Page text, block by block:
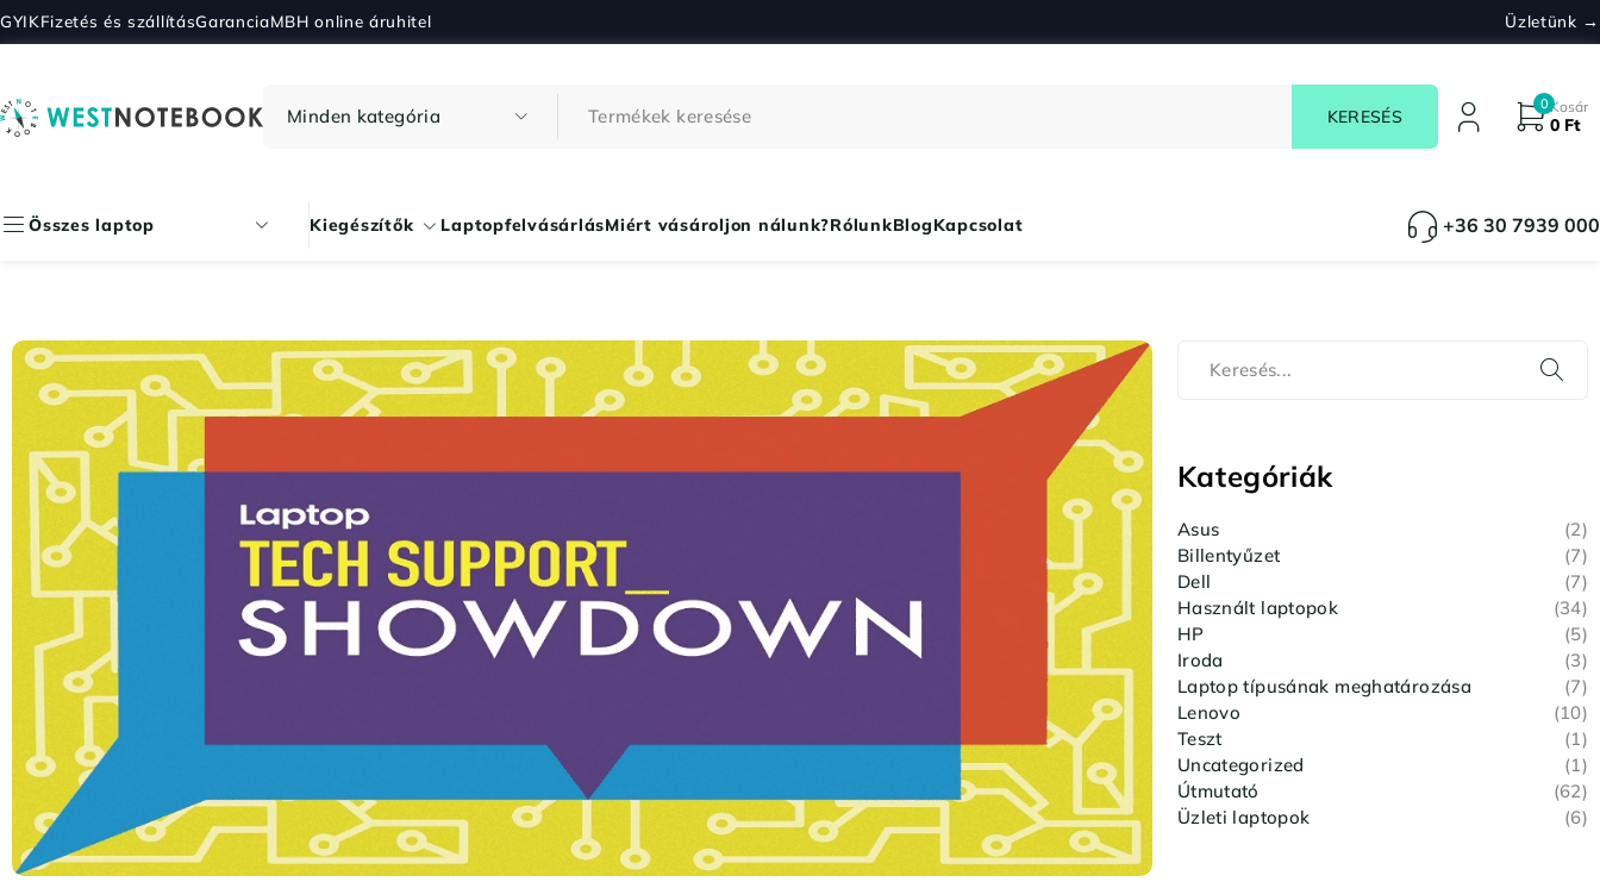
GYIKFizetés és szállításGaranciaMBH online áruhitel Üzletünk →
0Kosár
0 Ft
Összes laptop Kiegészítők LaptopfelvásárlásMiért vásároljon nálunk?RólunkBlogKapcsolat +36 30 7939 000
Kategóriák
Asus
(2)
Billentyűzet
(7)
Dell
(7)
Használt laptopok
(34)
HP
(5)
Iroda
(3)
Laptop típusának meghatározása
(7)
Lenovo
(10)
Teszt
(1)
Uncategorized
(1)
Útmutató
(62)
Üzleti laptopok
(6)